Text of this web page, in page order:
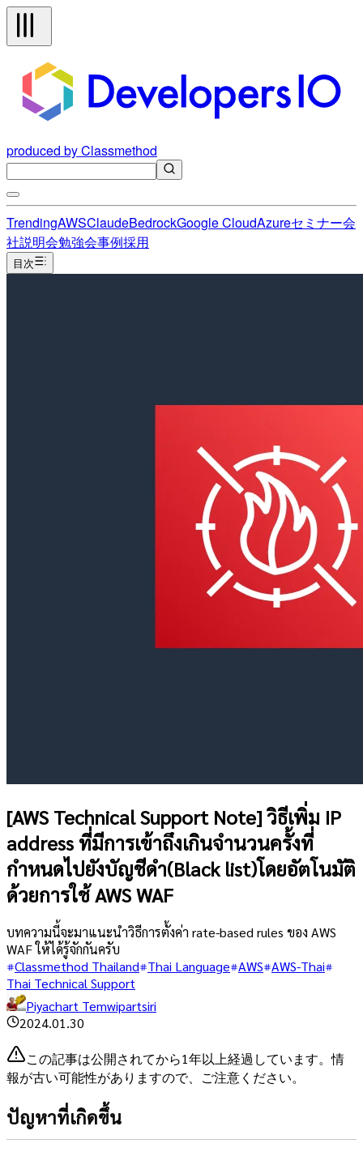
produced by Classmethod
TrendingAWSClaudeBedrockGoogle CloudAzureセミナー会
社説明会勉強会事例採用
目次
[AWS Technical Support Note] วิธีเพิ่ม IP
address ที่มีการเข้าถึงเกินจำนวนครั้งที่
กำหนดไปยังบัญชีดำ(Black list)โดยอัตโนมัติ
ด้วยการใช้ AWS WAF
บทความนี้จะมาแนะนำวิธีการตั้งค่า rate-based rules ของ AWS
WAF ให้ได้รู้จักกันครับ
Classmethod Thailand Thai Language AWS AWS-Thai
Thai Technical Support
Piyachart Temwipartsiri
2024.01.30
この記事は公開されてから1年以上経過しています。情
報が古い可能性がありますので、ご注意ください。
ปัญหาที่เกิดขึ้น